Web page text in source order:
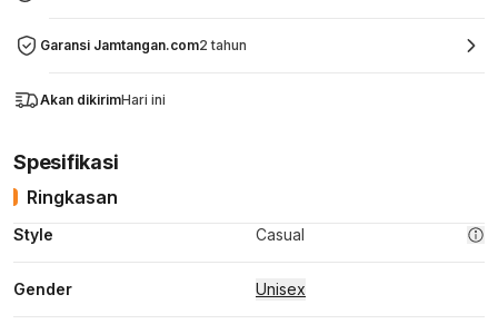
Garansi Jamtangan.com2 tahun
Akan dikirimHari ini
Spesifikasi
Ringkasan
Style Casual
Gender Unisex